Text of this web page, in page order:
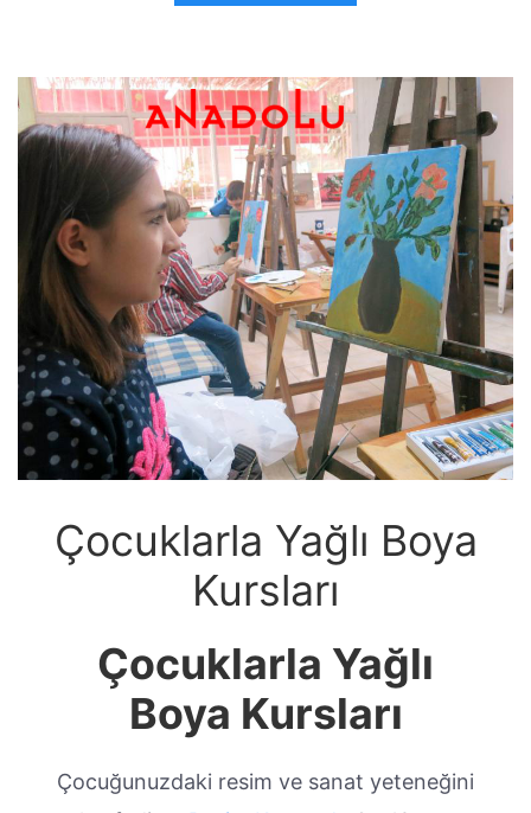
Çocuklarla Yağlı Boya
Kursları
Çocuklarla Yağlı
Boya Kursları
Çocuğunuzdaki resim ve sanat yeteneğini